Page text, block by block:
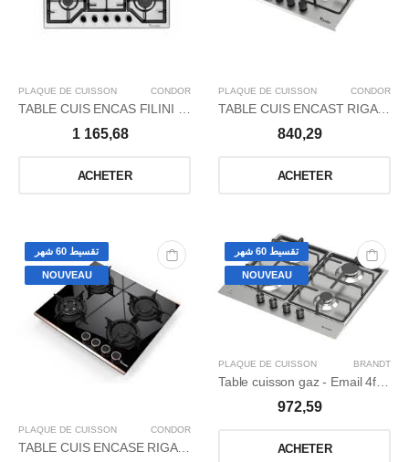
PLAQUE DE CUISSON CONDOR
TABLE CUIS ENCAS FILINI FL2 5FX WOK/INOX
1 165,68
ACHETER
PLAQUE DE CUISSON CONDOR
TABLE CUIS ENCAST RIGATI4 4FX_WOK / INOX
840,29
ACHETER
تقسيط 60 شهر
NOUVEAU
PLAQUE DE CUISSON CONDOR
TABLE CUIS ENCASE RIGATI RG3 4FX/ B-G
تقسيط 60 شهر
NOUVEAU
PLAQUE DE CUISSON BRANDT
972,59
ACHETER